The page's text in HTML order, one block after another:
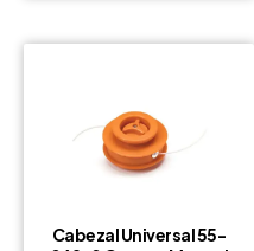
Cabezal Universal 55-